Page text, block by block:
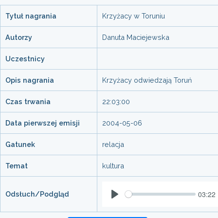
Tytuł nagrania Krzyżacy w Toruniu
Autorzy Danuta Maciejewska
Uczestnicy
Opis nagrania Krzyżacy odwiedzają Toruń
Czas trwania 22:03:00
Data pierwszej emisji 2004-05-06
Gatunek relacja
Temat kultura
Odsłuch/Podgląd 03:22